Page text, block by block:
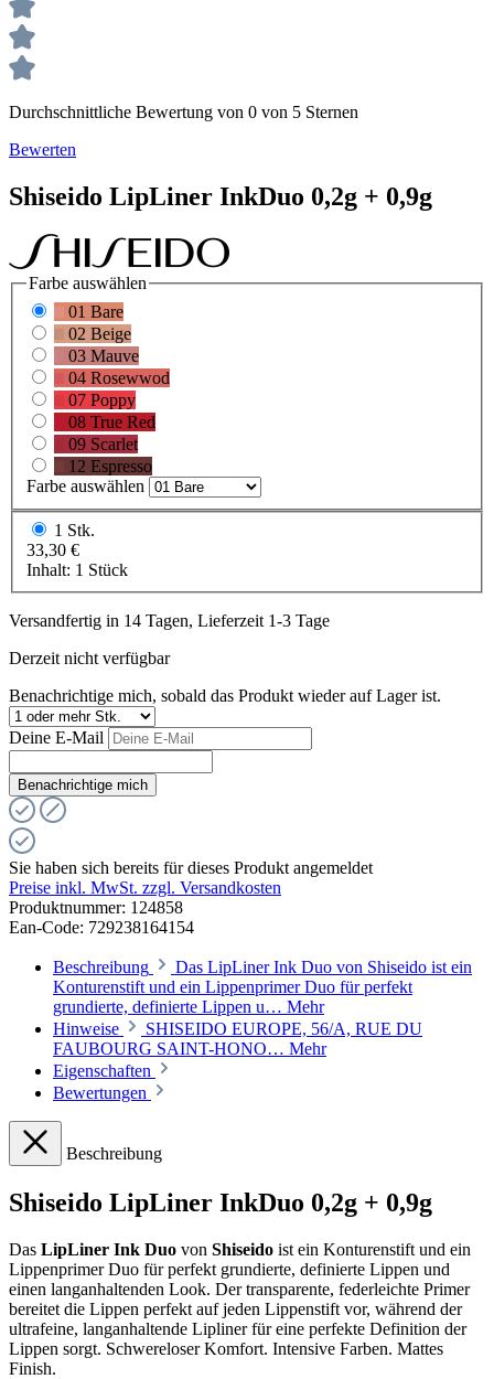
Durchschnittliche Bewertung von 0 von 5 Sternen
Bewerten
Shiseido LipLiner InkDuo 0,2g + 0,9g
Farbe auswählen
01 Bare
02 Beige
03 Mauve
04 Rosewwod
07 Poppy
08 True Red
09 Scarlet
12 Espresso
Farbe auswählen
1 Stk.
33,30 €
Inhalt: 1 Stück
Versandfertig in 14 Tagen, Lieferzeit 1-3 Tage
Derzeit nicht verfügbar
Benachrichtige mich, sobald das Produkt wieder auf Lager ist.
Deine E-Mail
Benachrichtige mich
Sie haben sich bereits für dieses Produkt angemeldet
Preise inkl. MwSt. zzgl. Versandkosten
Produktnummer: 124858
Ean-Code: 729238164154
Beschreibung
Das LipLiner Ink Duo von Shiseido ist ein
Konturenstift und ein Lippenprimer Duo für perfekt
grundierte, definierte Lippen u… Mehr
Hinweise
SHISEIDO EUROPE, 56/A, RUE DU
FAUBOURG SAINT-HONO… Mehr
Eigenschaften
Bewertungen
Beschreibung
Shiseido LipLiner InkDuo 0,2g + 0,9g
Das LipLiner Ink Duo von Shiseido ist ein Konturenstift und ein
Lippenprimer Duo für perfekt grundierte, definierte Lippen und
einen langanhaltenden Look. Der transparente, federleichte Primer
bereitet die Lippen perfekt auf jeden Lippenstift vor, während der
ultrafeine, langanhaltende Lipliner für eine perfekte Definition der
Lippen sorgt. Schwereloser Komfort. Intensive Farben. Mattes
Finish.